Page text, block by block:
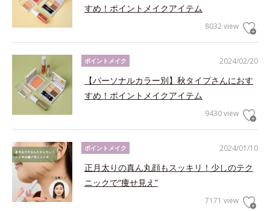
すめ！ポイントメイクアイテム
8032 view
2024/02/20
ポイントメイク
【パーソナルカラー別】秋タイプさんにおす
すめ！ポイントメイクアイテム
9430 view
2024/01/10
ポイントメイク
正月太りの真ん丸顔もスッキリ！少しのテク
ニックで“痩せ見え”
7171 view